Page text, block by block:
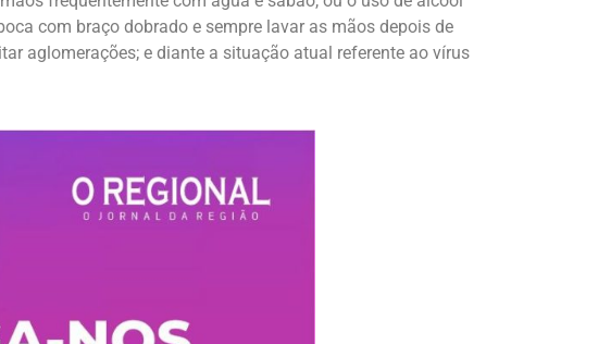
com braço dobrado e sempre lavar as mãos depois de
aglomerações; e diante a situação atual referente ao vírus